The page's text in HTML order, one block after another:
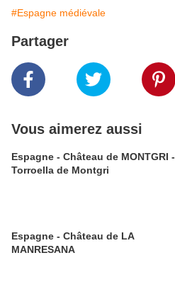
#Espagne médiévale
Partager
Vous aimerez aussi
Espagne - Château de MONTGRI -
Torroella de Montgri
Espagne - Château de LA
MANRESANA